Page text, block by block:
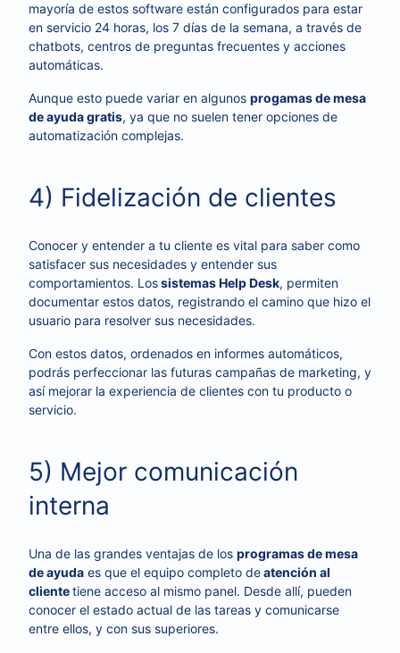
mayoría de estos software están configurados para estar
en servicio 24 horas, los 7 días de la semana, a través de
chatbots, centros de preguntas frecuentes y acciones
automáticas.
Aunque esto puede variar en algunos progamas de mesa
de ayuda gratis, ya que no suelen tener opciones de
automatización complejas.
4) Fidelización de clientes
Conocer y entender a tu cliente es vital para saber como
satisfacer sus necesidades y entender sus
comportamientos. Lossistemas Help Desk, permiten
documentar estos datos, registrando el camino que hizo el
usuario para resolver sus necesidades.
Con estos datos, ordenados en informes automáticos,
podrás perfeccionar las futuras campañas de marketing, y
así mejorar la experiencia de clientes con tu producto o
servicio.
5) Mejor comunicación
interna
Una de las grandes ventajas de los programas de mesa
de ayuda es que el equipo completo deatención al
clientetiene acceso al mismo panel. Desde allí, pueden
conocer el estado actual de las tareas y comunicarse
entre ellos, y con sus superiores.